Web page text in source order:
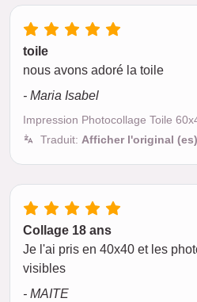
toile
nous avons adoré la toile
- Maria Isabel
Impression Photocollage Toile
Traduit: Afficher l'original (es)
Collage 18 ans
Je l'ai pris en 40x40 et les
visibles
- MAITE